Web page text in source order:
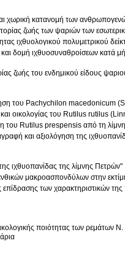
χωρική κατανομή των
ζωής των ψαριών των
ιχθυολογικού πολυμετρικού
δομή ιχθυοσυναθροίσεων κατά
ζωής του ενδημικού είδους
του Pachychilon macedonicum
και οικολογίας του Rutilus rutilus
του Rutilus prespensis από τη
και αξιολόγηση της
ιχθυοπανίδας της λίμνης Πετρών"
μακροασπονδύλων στην
των ιχθυοκοινοτήτων στη
ποιότητας των ρεμάτων